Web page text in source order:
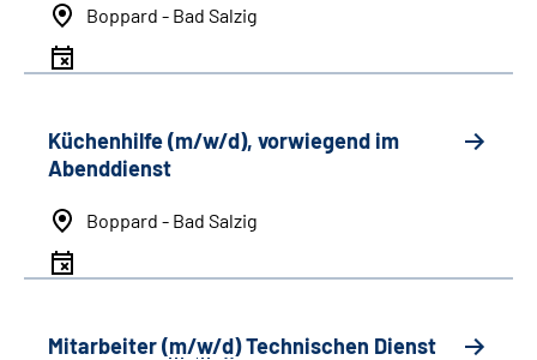
Boppard - Bad Salzig
Küchenhilfe (m/w/d), vorwiegend im
Abenddienst
Boppard - Bad Salzig
Mitarbeiter (m/w/d) Technischen Dienst